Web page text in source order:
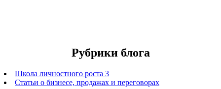
Рубрики блога
Школа личностного роста 3
Статьи о бизнесе, продажах и переговорах